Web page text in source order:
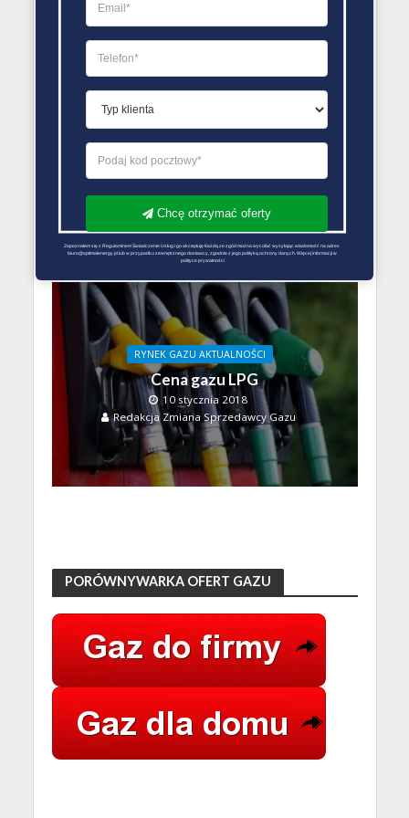
RYNEK GAZU AKTUALNOŚCI
Wypowiedzenie umowy
sprzedaży gazu
12 stycznia 2018
RYNEK GAZU AKTUALNOŚCI
Cena gazu LPG
10 stycznia 2018
Redakcja Zmiana Sprzedawcy Gazu
PORÓWNYWARKA OFERT GAZU
Chcę otrzymać oferty
Zapoznałem się z Regulaminem Świadczenie Usług i go akceptuję Każdą ze zgód można wycofać wysyłając wiadomość na adres
biuro@optimalenergy.pl lub w przypadku zewnętrznego dostawcy, zgodnie z jego polityką ochrony danych. Więcej informacji w
polityce prywatności